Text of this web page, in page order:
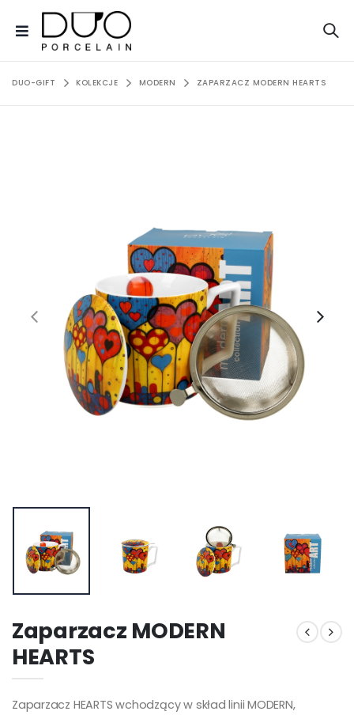
DUO-GIFT KOLEKCJE MODERN ZAPARZACZ MODERN HEARTS
Zaparzacz MODERN
HEARTS
Zaparzacz HEARTS wchodzący w skład linii MODERN,